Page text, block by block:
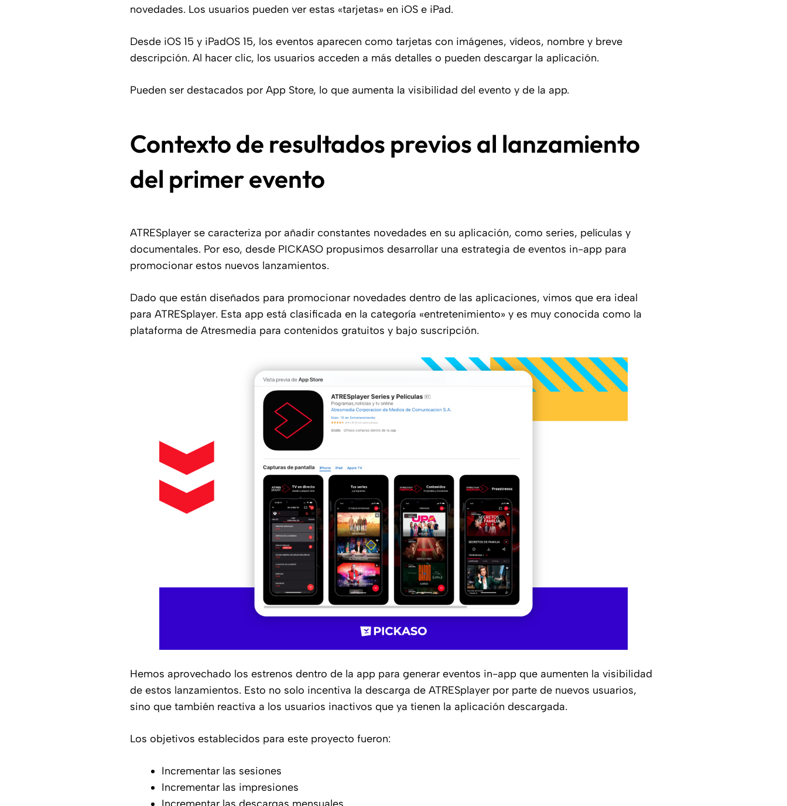
novedades. Los usuarios pueden ver estas «tarjetas» en iOS e iPad.
Desde iOS 15 y iPadOS 15, los eventos aparecen como tarjetas con imágenes, vídeos, nombre y breve
descripción. Al hacer clic, los usuarios acceden a más detalles o pueden descargar la aplicación.
Pueden ser destacados por App Store, lo que aumenta la visibilidad del evento y de la app.
Contexto de resultados previos al lanzamiento
del primer evento
ATRESplayer se caracteriza por añadir constantes novedades en su aplicación, como series, películas y
documentales. Por eso, desde PICKASO propusimos desarrollar una estrategia de eventos in-app para
promocionar estos nuevos lanzamientos.
Dado que están diseñados para promocionar novedades dentro de las aplicaciones, vimos que era ideal
para ATRESplayer. Esta app está clasificada en la categoría «entretenimiento» y es muy conocida como la
plataforma de Atresmedia para contenidos gratuitos y bajo suscripción.
Hemos aprovechado los estrenos dentro de la app para generar eventos in-app que aumenten la visibilidad
de estos lanzamientos. Esto no solo incentiva la descarga de ATRESplayer por parte de nuevos usuarios,
sino que también reactiva a los usuarios inactivos que ya tienen la aplicación descargada.
Los objetivos establecidos para este proyecto fueron:
Incrementar las sesiones
Incrementar las impresiones